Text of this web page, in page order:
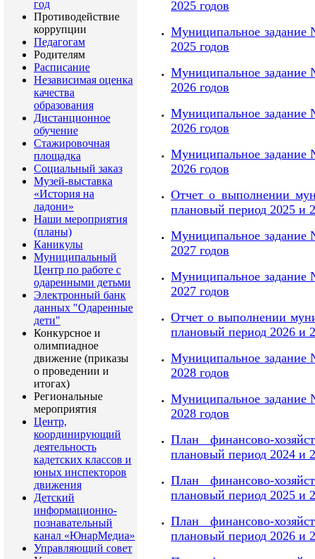
год
Противодействие
коррупции
Педагогам
Родителям
Расписание
Независимая оценка
качества
образования
Дистанционное
обучение
Стажировочная
площадка
Социальный заказ
Музей-выставка
«История на
ладони»
Наши мероприятия
(планы)
Каникулы
Муниципальный
Центр по работе с
одаренными детьми
Электронный банк
данных "Одаренные
дети"
Конкурсное и
олимпиадное
движение (приказы
о проведении и
итогах)
Региональные
мероприятия
Центр,
координирующий
деятельность
кадетских классов и
юных инспекторов
движения
Детский
информационно-
познавательный
канал «ЮнарМедиа»
Управляющий совет
2025 годов
Муниципальное задание
2025 годов
Муниципальное задание
2026 годов
Муниципальное задание
2026 годов
Муниципальное задание
2026 годов
Отчет о выполнении
плановый период 2025 и
Муниципальное задание
2027 годов
Муниципальное задание
2027 годов
Отчет о выполнении
плановый период 2026 и
Муниципальное задание
2028 годов
Муниципальное задание
2028 годов
План финансово-
плановый период 2024 и
План финансово-
плановый период 2025 и
План финансово-
плановый период 2026 и